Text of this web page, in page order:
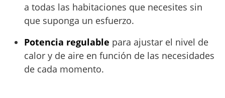
a todas las habitaciones que necesites sin
que suponga un esfuerzo.
Potencia regulable para ajustar el nivel de
calor y de aire en función de las necesidades
de cada momento.